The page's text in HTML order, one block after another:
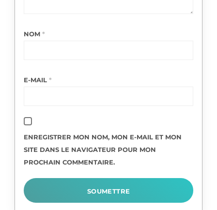
NOM *
E-MAIL *
ENREGISTRER MON NOM, MON E-MAIL ET MON
SITE DANS LE NAVIGATEUR POUR MON
PROCHAIN COMMENTAIRE.